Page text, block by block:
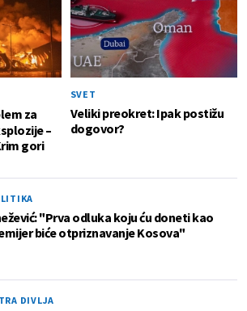
za
–
gori
SVET
Veliki preokret: Ipak postižu
dogovor?
"Prva odluka koju ću doneti kao
biće otpriznavanje Kosova"
DIVLJA